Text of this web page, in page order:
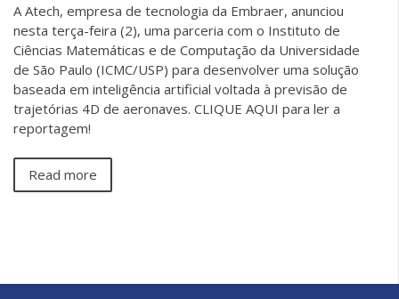
A Atech, empresa de tecnologia da Embraer, anunciou
nesta terça-feira (2), uma parceria com o Instituto de
Ciências Matemáticas e de Computação da Universidade
de São Paulo (ICMC/USP) para desenvolver uma solução
baseada em inteligência artificial voltada à previsão de
trajetórias 4D de aeronaves. CLIQUE AQUI para ler a
reportagem!
Read more